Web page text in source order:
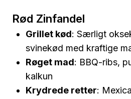
Rød Zinfandel
Grillet kød: Særligt
svinekød med kraftige
Røget mad: BBQ-ribs,
kalkun
Krydrede retter: